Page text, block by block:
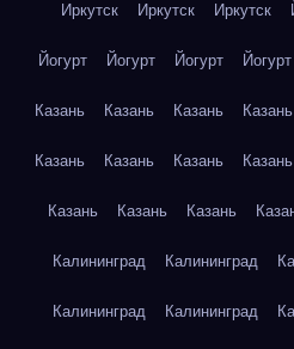
Иркутск Иркутск Иркутск
Йогурт Йогурт Йогурт Йогурт
Казань Казань Казань Казань
Казань Казань Казань Казань
Казань Казань Казань
Калининград Калининград
Калининград Калининград